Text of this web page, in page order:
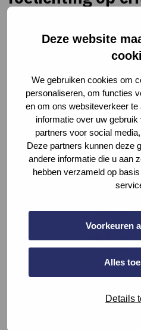
Deze website
We gebruiken cookies om
personaliseren, om functies
en om ons websiteverkeer
informatie over uw
partners voor social
Deze partners kunnen deze
andere informatie die u aan
hebben verzameld op
Voorkeuren
Alles
Details
Afbeelding 1.
raam